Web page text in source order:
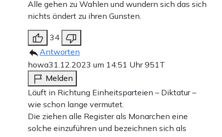
Alle gehen zu Wahlen und wundern sich das sich
nichts ändert zu ihren Gunsten.
34
Antworten
howa31.12.2023 um 14:51 Uhr951T
Melden
Läuft in Richtung Einheitsparteien – Diktatur –
wie schon lange vermutet.
Die ziehen alle Register als Monarchen eine
solche einzuführen und bezeichnen sich als